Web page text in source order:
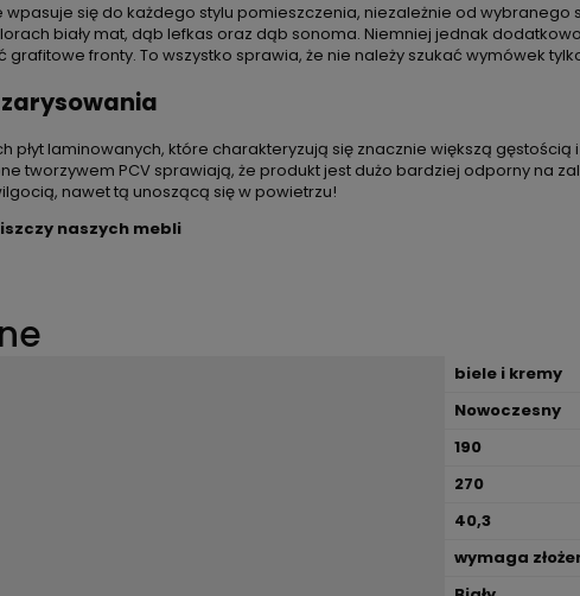
się do każdego stylu pomieszczenia, niezależnie od
biały mat, dąb lefkas oraz dąb sonoma. Niemniej jednak
fronty. To wszystko sprawia, że nie należy szukać wymówek
płyt laminowanych, które charakteryzują się znacznie większą
tworzywem PCV sprawiają, że produkt jest dużo bardziej odporny na
nawet tą unoszącą się w powietrzu!
naszych mebli
biele i kremy
Nowoczesny
190
270
40,3
wymaga